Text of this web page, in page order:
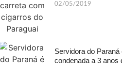
02/05/2019
Servidora do Paraná
condenada a 3 anos